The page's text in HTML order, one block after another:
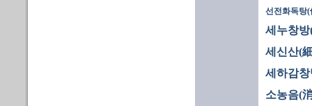
선전화독탕
세누창
세신산(
세하감
소농음(